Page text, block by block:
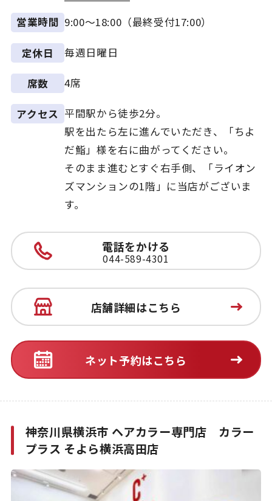
営業時間 9:00～18:00（最終受付17:00）
定休日 毎週日曜日
席数 4席
アクセス 平間駅から徒歩2分。
駅を出たら左に進んでいただき、「ちよ
だ鮨」様を右に曲がってください。
そのまま進むとすぐ右手側、「ライオン
ズマンションの1階」に当店がございま
す。
電話をかける
044-589-4301
店舗詳細はこちら
ネット予約はこちら
神奈川県横浜市 ヘアカラー専門店 カラー
プラス そよら横浜高田店